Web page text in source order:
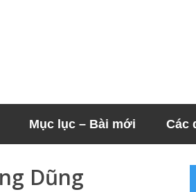
Mục lục – Bài mới Các
Dũng